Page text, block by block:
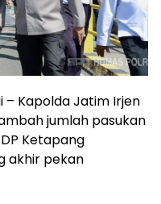
– Kapolda Jatim Irjen
jumlah pasukan
Ketapang
akhir pekan